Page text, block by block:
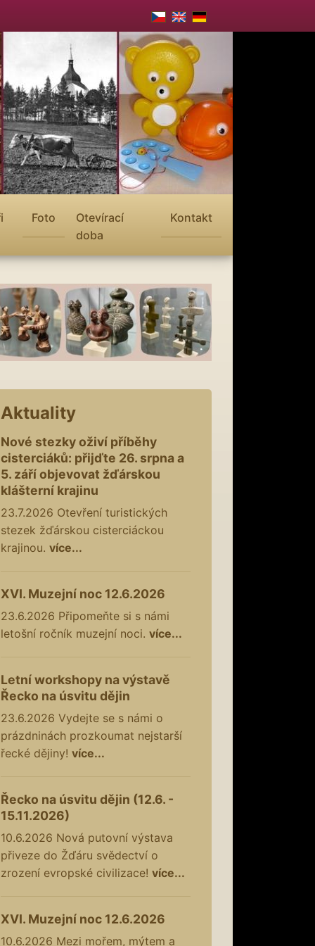
Foto
Otevírací
doba
Kontakt
Aktuality
Nové stezky oživí příběhy
cisterciáků: přijďte 26. srpna a
5. září objevovat žďárskou
klášterní krajinu
23.7.2026 Otevření turistických
stezek žďárskou cisterciáckou
krajinou. více...
XVI. Muzejní noc 12.6.2026
23.6.2026 Připomeňte si s námi
letošní ročník muzejní noci. více...
Letní workshopy na výstavě
Řecko na úsvitu dějin
23.6.2026 Vydejte se s námi o
prázdninách prozkoumat nejstarší
řecké dějiny! více...
Řecko na úsvitu dějin (12.6. -
15.11.2026)
10.6.2026 Nová putovní výstava
přiveze do Žďáru svědectví o
zrození evropské civilizace! více...
XVI. Muzejní noc 12.6.2026
10.6.2026 Mezi mořem, mýtem a